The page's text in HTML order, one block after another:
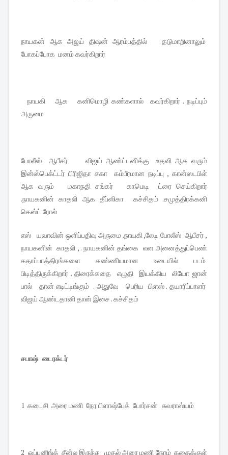
நாயகன் ஆக அஜய் திஷன் ஆரம்பத்தில் தடுமாறினாலும்
போகப்போக மனம் கவர்கிறார்
நாயகி ஆக கனிமொழி கண்களால் கவர்கிறார் . நடிப்பும்
அருமை
போலீஸ் ஆபீசர் விஜய் ஆண்ட்டனிக்கு உதவி ஆக வரும்
இன்ஸ்பெக்ட்டர் பிரிஜிதா சகா கம்பீரமான நடிப்பு , கான்ஸடபிள்
ஆக வரும் மகாநதி சங்கர் காமெடி ட்ரை செய்கிறார்
.நாயகனின் காதலி ஆக தீப்ஸிகா கச்சிதம் .சமுத்திரக்கனி
கெஸ்ட் ரோல்
எஸ் யவாவின் ஒளிப்பதிவு அருமை .நாயகி ,லேடி போலீஸ் ஆபீசர் ,
நாயகனின் காதலி , . நாயகனின் தங்கை என அனைத்துப்பெண்
கதாப்பாத்திரங்களை கண்ணியமான உடையில் படம்
பிடித்திருக்கிறார் . திரைக்கதை எழுதி இயக்கிய லியோ ஜான்
பால் தான் எடிட்டிங்கும் . அதுவே பெரிய பிளஸ் . தயாரிப்பாளர்
விஜய் ஆண்டதானி தான் இசை . கச்சிதம்
சபாஷ் டைரக்டர்
1 கடைசி அரை மணி நேர பிளாஷ்பேக் போர்சன் சுவராஸ்யம்
2 ஓப்பனிங்க் சீன்ல இருந்து முதல் அரை மணி நேரம் கதைக்குள்